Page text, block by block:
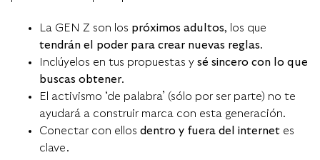
La GEN Z son los próximos adultos, los que
tendrán el poder para crear nuevas reglas.
Inclúyelos en tus propuestas y sé sincero con lo que
buscas obtener.
El activismo ‘de palabra’ (sólo por ser parte) no te
ayudará a construir marca con esta generación.
Conectar con ellos dentro y fuera del internet es
clave.